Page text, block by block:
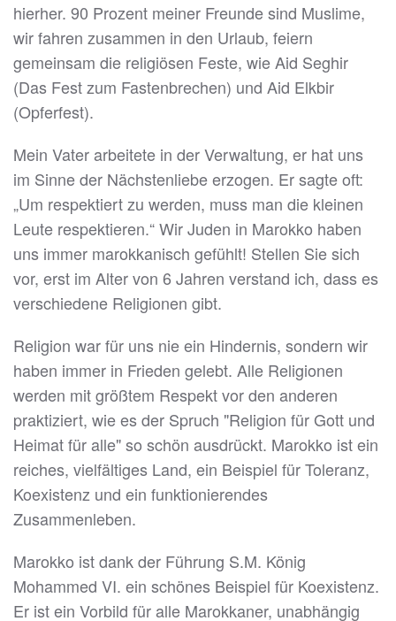
hierher. 90 Prozent meiner Freunde sind Muslime,
wir fahren zusammen in den Urlaub, feiern
gemeinsam die religiösen Feste, wie Aid Seghir
(Das Fest zum Fastenbrechen) und Aid Elkbir
(Opferfest).
Mein Vater arbeitete in der Verwaltung, er hat uns
im Sinne der Nächstenliebe erzogen. Er sagte oft:
„Um respektiert zu werden, muss man die kleinen
Leute respektieren.“ Wir Juden in Marokko haben
uns immer marokkanisch gefühlt! Stellen Sie sich
vor, erst im Alter von 6 Jahren verstand ich, dass es
verschiedene Religionen gibt.
Religion war für uns nie ein Hindernis, sondern wir
haben immer in Frieden gelebt. Alle Religionen
werden mit größtem Respekt vor den anderen
praktiziert, wie es der Spruch "Religion für Gott und
Heimat für alle" so schön ausdrückt. Marokko ist ein
reiches, vielfältiges Land, ein Beispiel für Toleranz,
Koexistenz und ein funktionierendes
Zusammenleben.
Marokko ist dank der Führung S.M. König
Mohammed VI. ein schönes Beispiel für Koexistenz.
Er ist ein Vorbild für alle Marokkaner, unabhängig